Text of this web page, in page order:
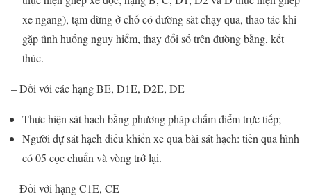
xe ngang), tạm dừng ở chỗ có đường sắt chạy qua, thao tác khi
gặp tình huống nguy hiểm, thay đổi số trên đường bằng, kết
thúc.
– Đối với các hạng BE, D1E, D2E, DE
Thực hiện sát hạch bằng phương pháp chấm điểm trực tiếp;
Người dự sát hạch điều khiển xe qua bài sát hạch: tiến qua hình
có 05 cọc chuẩn và vòng trở lại.
– Đối với hạng C1E, CE